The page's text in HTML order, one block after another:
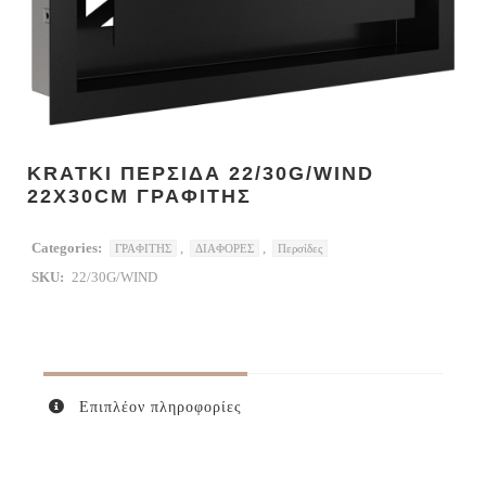
KRATKI ΠΕΡΣΙΔΑ 22/30G/WIND
22X30CM ΓΡΑΦΙΤΗΣ
Categories: ΓΡΑΦΙΤΗΣ , ΔΙΑΦΟΡΕΣ , Περσίδες
SKU: 22/30G/WIND
Επιπλέον πληροφορίες